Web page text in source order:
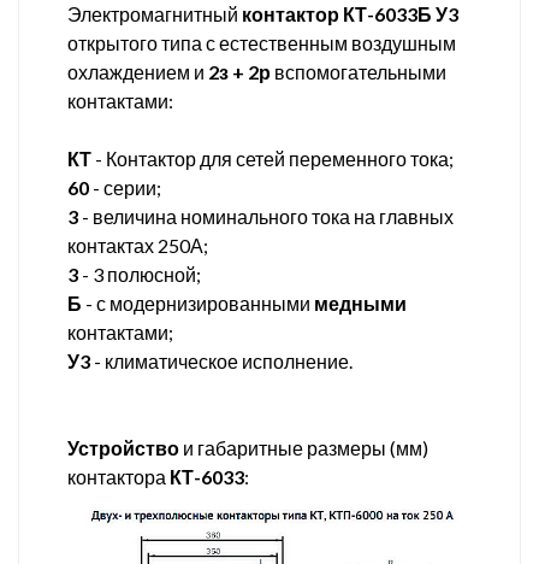
Электромагнитный контактор КТ-6033Б У3
открытого типа с естественным воздушным
охлаждением и 2з + 2р вспомогательными
контактами:
КТ - Контактор для сетей переменного тока;
60 - серии;
3 - величина номинального тока на главных
контактах 250А;
3 - 3 полюсной;
Б - с модернизированными медными
контактами;
У3 - климатическое исполнение.
Устройство и габаритные размеры (мм)
контактора КТ-6033: